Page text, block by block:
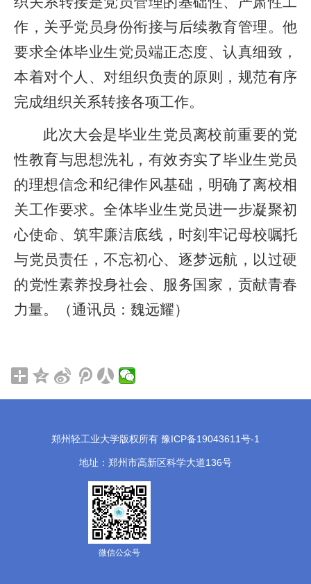
作，关乎党员身份衔接与后续教育管理。他
要求全体毕业生党员端正态度、认真细致，
本着对个人、对组织负责的原则，规范有序
完成组织关系转接各项工作。
此次大会是毕业生党员离校前重要的党
性教育与思想洗礼，有效夯实了毕业生党员
的理想信念和纪律作风基础，明确了离校相
关工作要求。全体毕业生党员进一步凝聚初
心使命、筑牢廉洁底线，时刻牢记母校嘱托
与党员责任，不忘初心、逐梦远航，以过硬
的党性素养投身社会、服务国家，贡献青春
力量。（通讯员：魏远耀）
郑州轻工业大学版权所有 豫ICP备19043611号-1
地址：郑州市高新区科学大道136号
微信公众号